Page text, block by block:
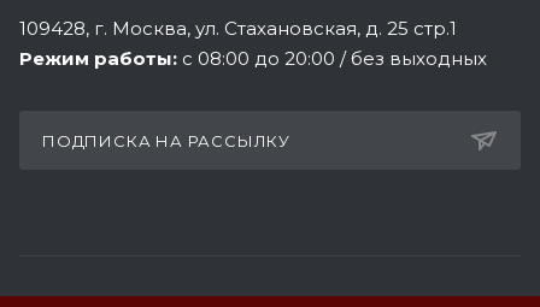
109428, г. Москва, ул. Стахановская, д. 25 стр.1
Режим работы: с 08:00 до 20:00 / без выходных
ПОДПИСКА НА РАССЫЛКУ